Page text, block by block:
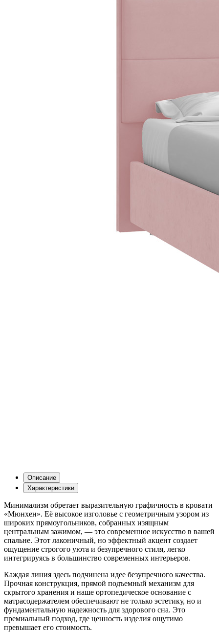
Описание
Характеристики
Минимализм обретает выразительную графичность в кровати
«Мюнхен». Её высокое изголовье с геометричным узором из
широких прямоугольников, собранных изящным
центральным зажимом, — это современное искусство в вашей
спальне. Этот лаконичный, но эффектный акцент создает
ощущение строгого уюта и безупречного стиля, легко
интегрируясь в большинство современных интерьеров.
Каждая линия здесь подчинена идее безупречного качества.
Прочная конструкция, прямой подъемный механизм для
скрытого хранения и наше ортопедическое основание с
матрасодержателем обеспечивают не только эстетику, но и
фундаментальную надежность для здорового сна. Это
премиальный подход, где ценность изделия ощутимо
превышает его стоимость.